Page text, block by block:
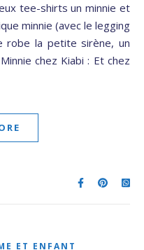
tee-shirts un minnie et
minnie (avec le legging
la petite sirène, un
chez Kiabi : Et chez
ET ENFANT